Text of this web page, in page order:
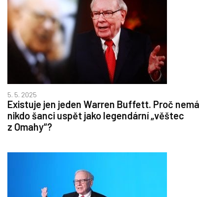
5. 5. 2025
Existuje jen jeden Warren Buffett. Proč nemá
nikdo šanci uspět jako legendární „věštec
z Omahy“?